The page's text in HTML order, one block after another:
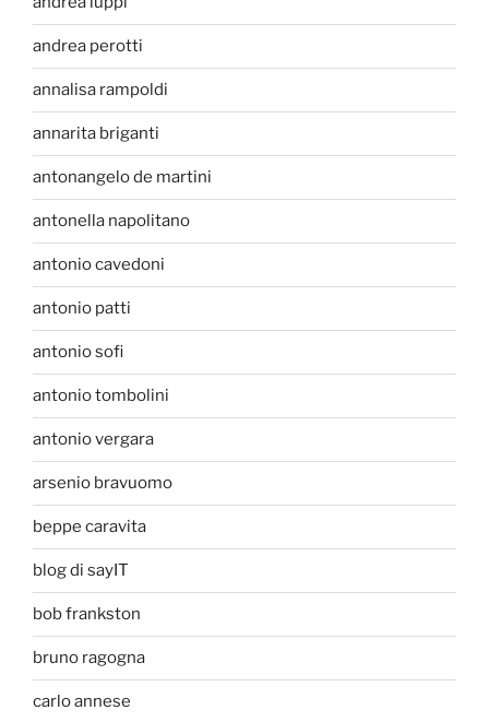
andrea perotti
annalisa rampoldi
annarita briganti
antonangelo de martini
antonella napolitano
antonio cavedoni
antonio patti
antonio sofi
antonio tombolini
antonio vergara
arsenio bravuomo
beppe caravita
blog di sayIT
bob frankston
bruno ragogna
carlo annese